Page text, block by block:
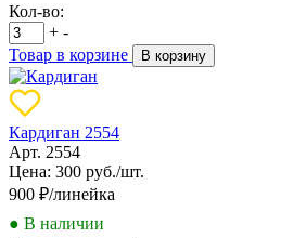
Кол-во:
+ -
Товар в корзине
В корзину
Кардиган 2554
Арт. 2554
Цена: 300 руб./шт.
900 ₽/линейка
● В наличии